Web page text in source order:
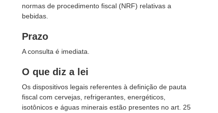
normas de procedimento fiscal (NRF) relativas a
bebidas.
Prazo
A consulta é imediata.
O que diz a lei
Os dispositivos legais referentes à definição de pauta
fiscal com cervejas, refrigerantes, energéticos,
isotônicos e águas minerais estão presentes no art. 25